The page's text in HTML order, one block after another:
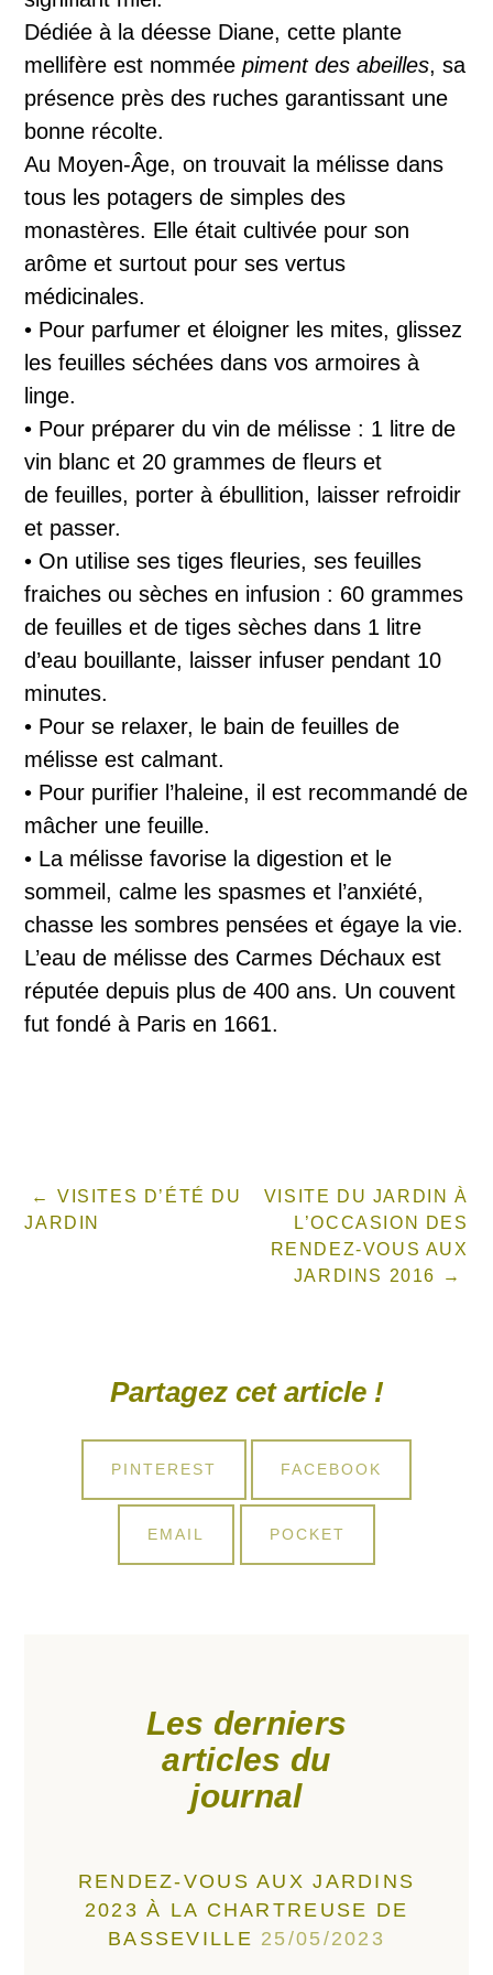
Dédiée à la déesse Diane, cette plante
mellifère est nomméepiment des abeilles, sa
présence près des ruches garantissant une
bonne récolte.
Au Moyen-Âge, on trouvait la mélisse dans
tous les potagers de simples des
monastères. Elle était cultivée pour son
arôme et surtout pour ses vertus
médicinales.
• Pour parfumer et éloigner les mites, glissez
les feuilles séchées dans vos armoires à
linge.
• Pour préparer du vin de mélisse : 1 litre de
vin blanc et 20 grammes de fleurs et
de feuilles, porter à ébullition, laisser refroidir
et passer.
• On utilise ses tiges fleuries, ses feuilles
fraiches ou sèches en infusion : 60 grammes
de feuilles et de tiges sèches dans 1 litre
d’eau bouillante, laisser infuser pendant 10
minutes.
• Pour se relaxer, le bain de feuilles de
mélisse est calmant.
• Pour purifier l’haleine, il est recommandé de
mâcher une feuille.
• La mélisse favorise la digestion et le
sommeil, calme les spasmes et l’anxiété,
chasse les sombres pensées et égaye la vie.
L’eau de mélisse des Carmes Déchaux est
réputée depuis plus de 400 ans. Un couvent
fut fondé à Paris en 1661.
VISITES D’ÉTÉ DU
JARDIN
VISITE DU JARDIN À
L’OCCASION DES
RENDEZ-VOUS AUX
JARDINS 2016
Partagez cet article !
SHARE
PINTEREST
SHARE
FACEBOOK
SHARE
EMAIL
SHARE
POCKET
Les derniers
articles du
journal
RENDEZ-VOUS AUX JARDINS
2023 À LA CHARTREUSE DE
BASSEVILLE 25/05/2023